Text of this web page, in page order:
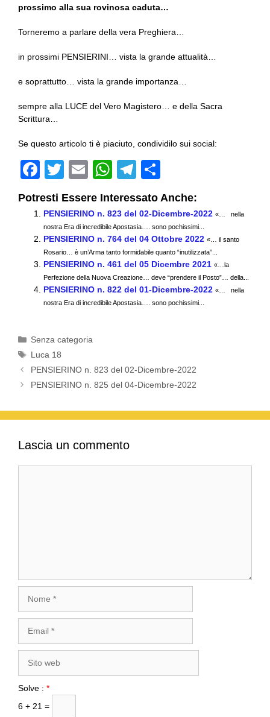
prossimo alla sua rovinosa caduta…
Torneremo a parlare della vera Preghiera…
in prossimi PENSIERINI… vista la grande attualità…
e soprattutto… vista la grande importanza…
sempre alla LUCE del Vero Magistero… e della Sacra
Scrittura…
Se questo articolo ti è piaciuto, condividilo sui social:
F
c
e
b
o
o
k
T
wi
tt
er
E
m
ail
W
at
s
A
p
p
T
el
e
gr
a
m
o
n
di
vi
di
Potresti Essere Interessato Anche:
PENSIERINO n. 823 del 02-Dicembre-2022 «… nella
nostra Era di incredibile Apostasia…. sono pochissimi...
PENSIERINO n. 764 del 04 Ottobre 2022 «… il santo
Rosario… è un’Arma tanto formidabile quanto “inutilizzata”...
PENSIERINO n. 461 del 05 Dicembre 2021 «…la
Perfezione della Nuova Creazione… deve “prendere il Posto”… della...
PENSIERINO n. 822 del 01-Dicembre-2022 «… nella
nostra Era di incredibile Apostasia…. sono pochissimi...
Categorie
Senza categoria
Tag
Luca 18
PENSIERINO n. 823 del 02-Dicembre-2022
PENSIERINO n. 825 del 04-Dicembre-2022
Lascia un commento
web
Solve : *
6 + 21 =